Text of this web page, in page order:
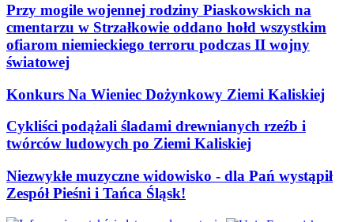
Przy mogile wojennej rodziny Piaskowskich na
cmentarzu w Strzałkowie oddano hołd wszystkim
ofiarom niemieckiego terroru podczas II wojny
światowej
Konkurs Na Wieniec Dożynkowy Ziemi Kaliskiej
Cykliści podążali śladami drewnianych rzeźb i
twórców ludowych po Ziemi Kaliskiej
Niezwykłe muzyczne widowisko - dla Pań wystąpił
Zespół Pieśni i Tańca Śląsk!